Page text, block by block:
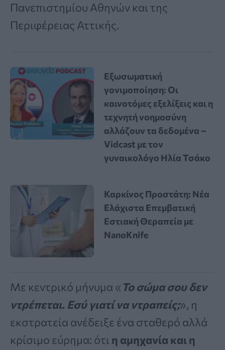
Πανεπιστημίου Αθηνών και της
Περιφέρειας Αττικής.
Εξωσωματική
γονιμοποίηση: Οι
καινοτόμες εξελίξεις και η
τεχνητή νοημοσύνη
αλλάζουν τα δεδομένα –
Vidcast με τον
γυναικολόγο Ηλία Τσάκο
Καρκίνος Προστάτη: Νέα
Ελάχιστα Επεμβατική
Εστιακή Θεραπεία με
NanoKnife
Με κεντρικό μήνυμα « Το σώμα σου δεν
ντρέπεται. Εσύ γιατί να ντραπείς;», η
εκστρατεία ανέδειξε ένα σταθερό αλλά
κρίσιμο εύρημα: ότι η αμηχανία και η